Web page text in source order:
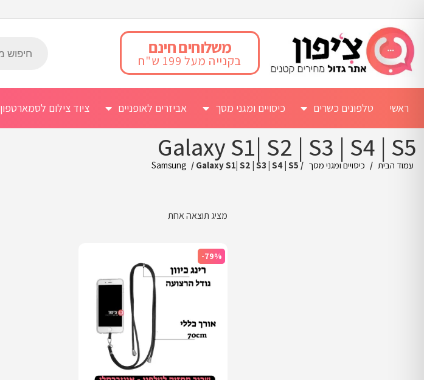
משלוחים חינם
בקנייה מעל 199 ש"ח
ראשי טלפונים כשרים כיסויים ומגני מסך אביזרים לאופניים ציוד צילום לסמארטפון
Galaxy S1| S2 | S3 | S4 | S5
עמוד הבית / כיסויים ומגני מסך /
Samsung / Galaxy S1| S2 | S3 | S4 | S5
מציג תוצאה אחת
-79%